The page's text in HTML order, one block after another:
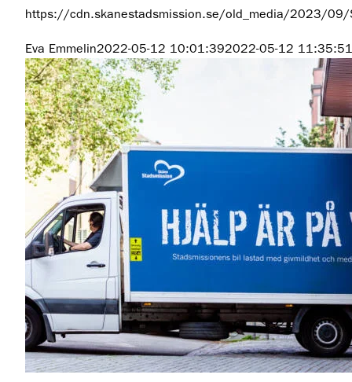
https://cdn.skanestadsmission.se/old_media/2023/09/
Eva Emmelin2022-05-12 10:01:392022-05-12 11:35:51